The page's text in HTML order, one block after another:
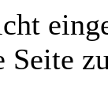
Seite